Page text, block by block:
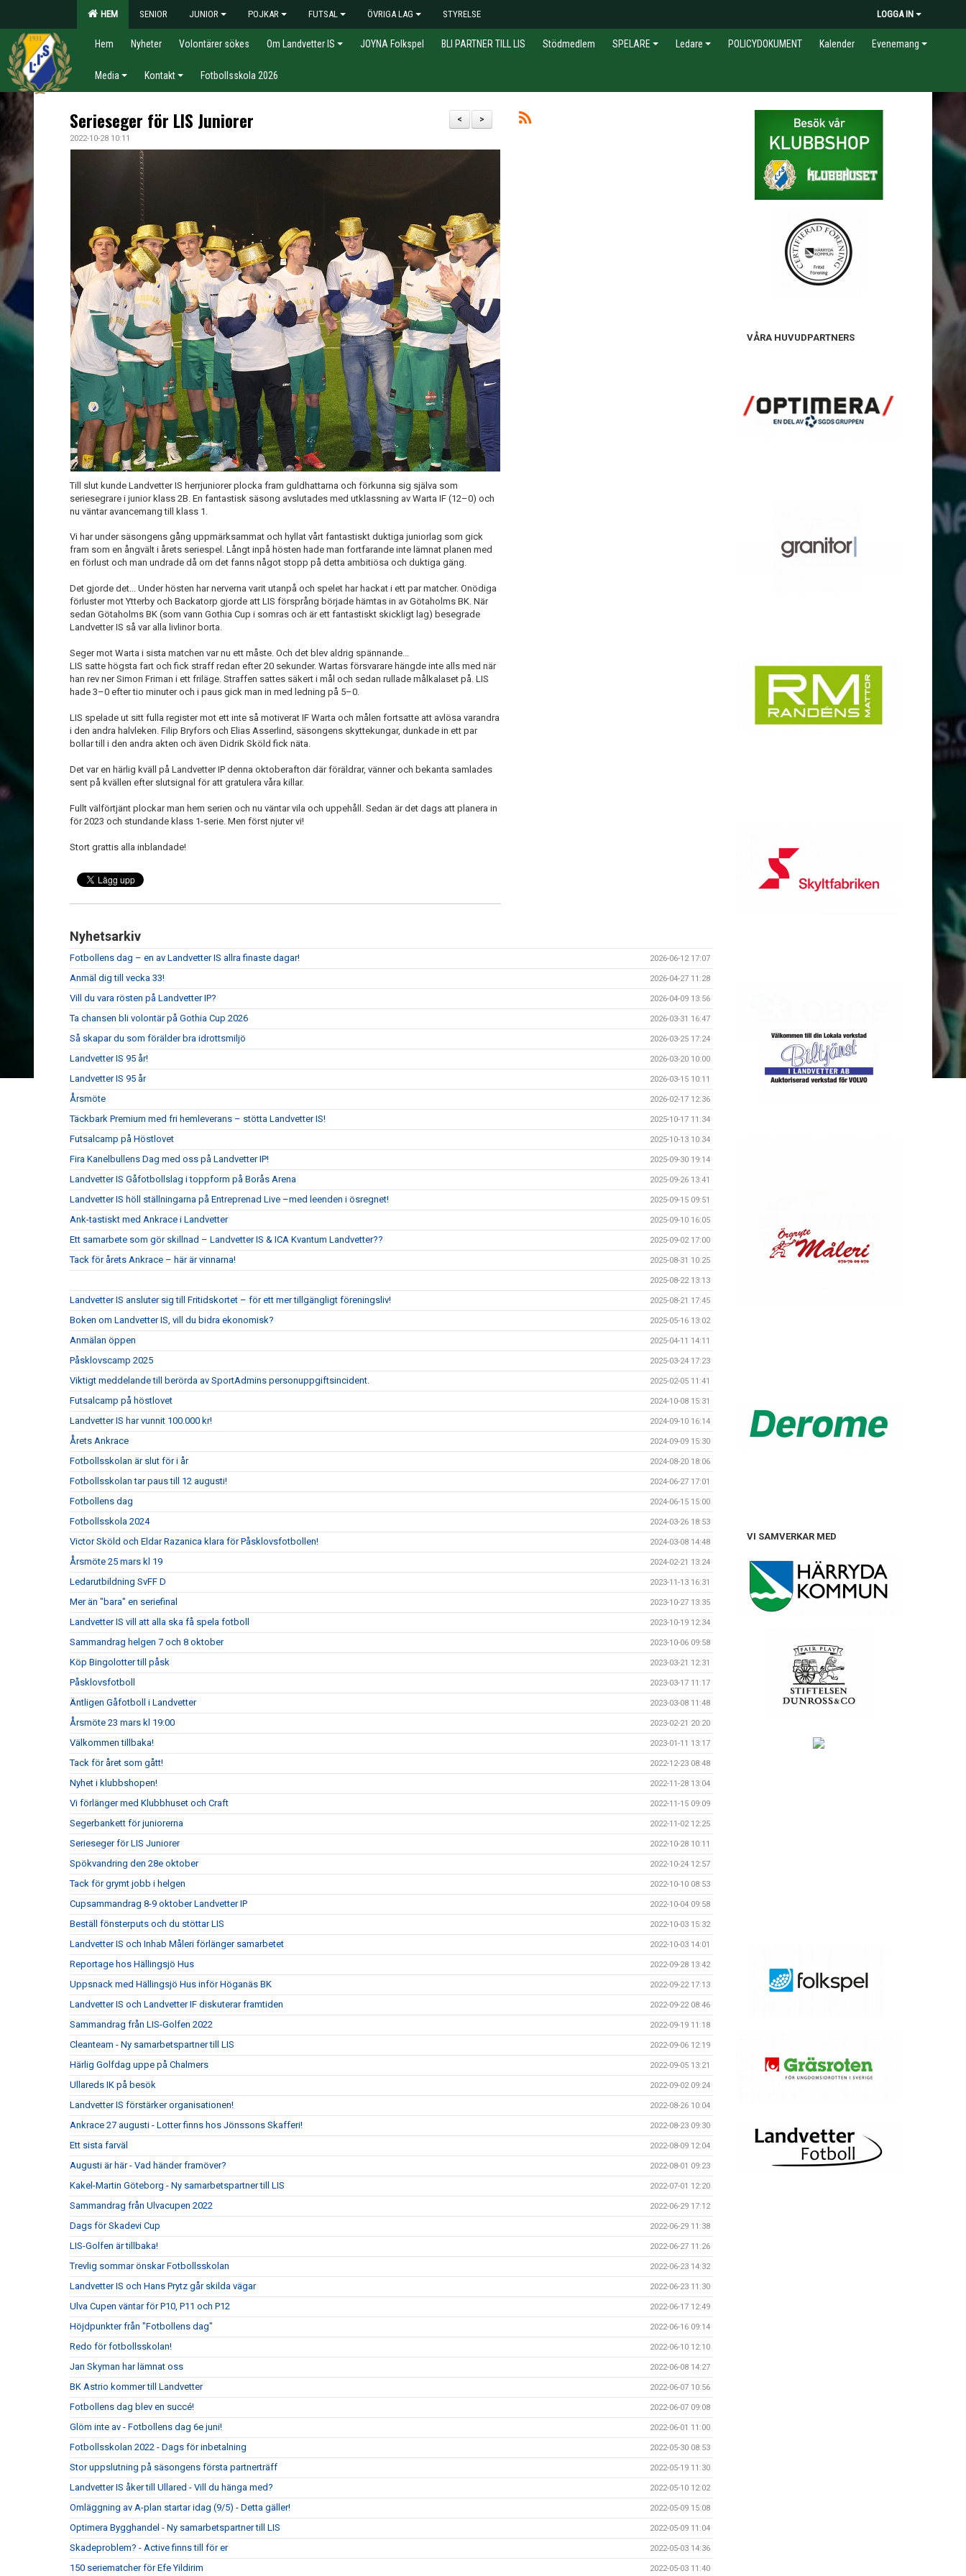
HEM SENIOR JUNIOR POJKAR FUTSAL ÖVRIGA LAG STYRELSE LOGGA IN
Hem Nyheter Volontärer sökes Om Landvetter IS JOYNA Folkspel BLI PARTNER TILL LIS Stödmedlem SPELARE Ledare POLICYDOKUMENT Kalender Evenemang
Media Kontakt Fotbollsskola 2026
>
<
Serieseger för LIS Juniorer
2022-10-28 10:11
Till slut kunde Landvetter IS herrjuniorer plocka fram guldhattarna och förkunna sig själva som
seriesegrare i junior klass 2B. En fantastisk säsong avslutades med utklassning av Warta IF (12–0) och
nu väntar avancemang till klass 1.
Vi har under säsongens gång uppmärksammat och hyllat vårt fantastiskt duktiga juniorlag som gick
fram som en ångvält i årets seriespel. Långt inpå hösten hade man fortfarande inte lämnat planen med
en förlust och man undrade då om det fanns något stopp på detta ambitiösa och duktiga gäng.
Det gjorde det... Under hösten har nerverna varit utanpå och spelet har hackat i ett par matcher. Onödiga
förluster mot Ytterby och Backatorp gjorde att LIS försprång började hämtas in av Götaholms BK. När
sedan Götaholms BK (som vann Gothia Cup i somras och är ett fantastiskt skickligt lag) besegrade
Landvetter IS så var alla livlinor borta.
Seger mot Warta i sista matchen var nu ett måste. Och det blev aldrig spännande...
LIS satte högsta fart och fick straff redan efter 20 sekunder. Wartas försvarare hängde inte alls med när
han rev ner Simon Friman i ett friläge. Straffen sattes säkert i mål och sedan rullade målkalaset på. LIS
hade 3–0 efter tio minuter och i paus gick man in med ledning på 5–0.
LIS spelade ut sitt fulla register mot ett inte så motiverat IF Warta och målen fortsatte att avlösa varandra
i den andra halvleken. Filip Bryfors och Elias Asserlind, säsongens skyttekungar, dunkade in ett par
bollar till i den andra akten och även Didrik Sköld fick näta.
Det var en härlig kväll på Landvetter IP denna oktoberafton där föräldrar, vänner och bekanta samlades
sent på kvällen efter slutsignal för att gratulera våra killar.
Fullt välförtjänt plockar man hem serien och nu väntar vila och uppehåll. Sedan är det dags att planera in
för 2023 och stundande klass 1-serie. Men först njuter vi!
Stort grattis alla inblandade!
Nyhetsarkiv
Fotbollens dag – en av Landvetter IS allra finaste dagar! 2026-06-12 17:07
Anmäl dig till vecka 33! 2026-04-27 11:28
Vill du vara rösten på Landvetter IP? 2026-04-09 13:56
Ta chansen bli volontär på Gothia Cup 2026 2026-03-31 16:47
Så skapar du som förälder bra idrottsmiljö 2026-03-25 17:24
Landvetter IS 95 år! 2026-03-20 10:00
Landvetter IS 95 år 2026-03-15 10:11
Årsmöte 2026-02-17 12:36
Täckbark Premium med fri hemleverans – stötta Landvetter IS! 2025-10-17 11:34
Futsalcamp på Höstlovet 2025-10-13 10:34
Fira Kanelbullens Dag med oss på Landvetter IP! 2025-09-30 19:14
Landvetter IS Gåfotbollslag i toppform på Borås Arena 2025-09-26 13:41
Landvetter IS höll ställningarna på Entreprenad Live –med leenden i ösregnet! 2025-09-15 09:51
Ank-tastiskt med Ankrace i Landvetter 2025-09-10 16:05
Ett samarbete som gör skillnad – Landvetter IS & ICA Kvantum Landvetter?? 2025-09-02 17:00
Tack för årets Ankrace – här är vinnarna! 2025-08-31 10:25
2025-08-22 13:13
Landvetter IS ansluter sig till Fritidskortet – för ett mer tillgängligt föreningsliv! 2025-08-21 17:45
Boken om Landvetter IS, vill du bidra ekonomisk? 2025-05-16 13:02
Anmälan öppen 2025-04-11 14:11
Påsklovscamp 2025 2025-03-24 17:23
Viktigt meddelande till berörda av SportAdmins personuppgiftsincident. 2025-02-05 11:41
Futsalcamp på höstlovet 2024-10-08 15:31
Landvetter IS har vunnit 100.000 kr! 2024-09-10 16:14
Årets Ankrace 2024-09-09 15:30
Fotbollsskolan är slut för i år 2024-08-20 18:06
Fotbollsskolan tar paus till 12 augusti! 2024-06-27 17:01
Fotbollens dag 2024-06-15 15:00
Fotbollsskola 2024 2024-03-26 18:53
Victor Sköld och Eldar Razanica klara för Påsklovsfotbollen! 2024-03-08 14:48
Årsmöte 25 mars kl 19 2024-02-21 13:24
Ledarutbildning SvFF D 2023-11-13 16:31
Mer än "bara" en seriefinal 2023-10-27 13:35
Landvetter IS vill att alla ska få spela fotboll 2023-10-19 12:34
Sammandrag helgen 7 och 8 oktober 2023-10-06 09:58
Köp Bingolotter till påsk 2023-03-21 12:31
Påsklovsfotboll 2023-03-17 11:17
Äntligen Gåfotboll i Landvetter 2023-03-08 11:48
Årsmöte 23 mars kl 19:00 2023-02-21 20:20
Välkommen tillbaka! 2023-01-11 13:17
Tack för året som gått! 2022-12-23 08:48
Nyhet i klubbshopen! 2022-11-28 13:04
Vi förlänger med Klubbhuset och Craft 2022-11-15 09:09
Segerbankett för juniorerna 2022-11-02 12:25
Serieseger för LIS Juniorer 2022-10-28 10:11
Spökvandring den 28e oktober 2022-10-24 12:57
Tack för grymt jobb i helgen 2022-10-10 08:53
Cupsammandrag 8-9 oktober Landvetter IP 2022-10-04 09:58
Beställ fönsterputs och du stöttar LIS 2022-10-03 15:32
Landvetter IS och Inhab Måleri förlänger samarbetet 2022-10-03 14:01
Reportage hos Hällingsjö Hus 2022-09-28 13:42
Uppsnack med Hällingsjö Hus inför Höganäs BK 2022-09-22 17:13
Landvetter IS och Landvetter IF diskuterar framtiden 2022-09-22 08:46
Sammandrag från LIS-Golfen 2022 2022-09-19 11:18
Cleanteam - Ny samarbetspartner till LIS 2022-09-06 12:19
Härlig Golfdag uppe på Chalmers 2022-09-05 13:21
Ullareds IK på besök 2022-09-02 09:24
Landvetter IS förstärker organisationen! 2022-08-26 10:04
Ankrace 27 augusti - Lotter finns hos Jönssons Skafferi! 2022-08-23 09:30
Ett sista farväl 2022-08-09 12:04
Augusti är här - Vad händer framöver? 2022-08-01 09:23
Kakel-Martin Göteborg - Ny samarbetspartner till LIS 2022-07-01 12:20
Sammandrag från Ulvacupen 2022 2022-06-29 17:12
Dags för Skadevi Cup 2022-06-29 11:38
LIS-Golfen är tillbaka! 2022-06-27 11:26
Trevlig sommar önskar Fotbollsskolan 2022-06-23 14:32
Landvetter IS och Hans Prytz går skilda vägar 2022-06-23 11:30
Ulva Cupen väntar för P10, P11 och P12 2022-06-17 12:49
Höjdpunkter från "Fotbollens dag" 2022-06-16 09:14
Redo för fotbollsskolan! 2022-06-10 12:10
Jan Skyman har lämnat oss 2022-06-08 14:27
BK Astrio kommer till Landvetter 2022-06-07 10:56
Fotbollens dag blev en succé! 2022-06-07 09:08
Glöm inte av - Fotbollens dag 6e juni! 2022-06-01 11:00
Fotbollsskolan 2022 - Dags för inbetalning 2022-05-30 08:53
Stor uppslutning på säsongens första partnerträff 2022-05-19 11:30
Landvetter IS åker till Ullared - Vill du hänga med? 2022-05-10 12:02
Omläggning av A-plan startar idag (9/5) - Detta gäller! 2022-05-09 15:08
Optimera Bygghandel - Ny samarbetspartner till LIS 2022-05-09 11:04
Skadeproblem? - Active finns till för er 2022-05-03 14:36
150 seriematcher för Efe Yildirim 2022-05-03 11:40
VÅRA HUVUDPARTNERS
VI SAMVERKAR MED